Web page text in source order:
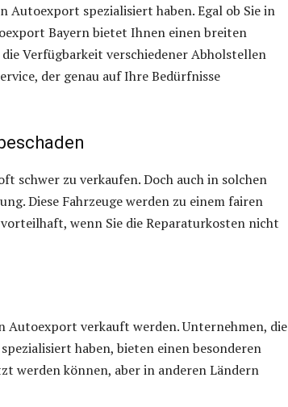
Autoexport spezialisiert haben. Egal ob Sie in
Bayern bietet Ihnen einen breiten
Verfügbarkeit verschiedener Abholstellen
der genau auf Ihre Bedürfnisse
schwer zu verkaufen. Doch auch in solchen
Diese Fahrzeuge werden zu einem fairen
wenn Sie die Reparaturkosten nicht
Autoexport verkauft werden. Unternehmen, die
haben, bieten einen besonderen
werden können, aber in anderen Ländern